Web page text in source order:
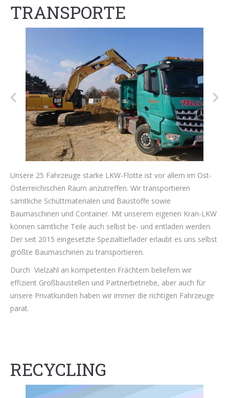
TRANSPORTE
Unsere 25 Fahrzeuge starke LKW-Flotte ist vor allem im Ost-
Österreichischen Raum anzutreffen. Wir transportieren
sämtliche Schüttmaterialen und Baustoffe sowie
Baumaschinen und Container. Mit unserem eigenen Kran-LKW
können sämtliche Teile auch selbst be- und entladen werden.
Der seit 2015 eingesetzte Spezialtieflader erlaubt es uns selbst
größte Baumaschinen zu transportieren.
Durch Vielzahl an kompetenten Frächtern beliefern wir
effizient Großbaustellen und Partnerbetriebe, aber auch für
unsere Privatkunden haben wir immer die richtigen Fahrzeuge
parat.
RECYCLING